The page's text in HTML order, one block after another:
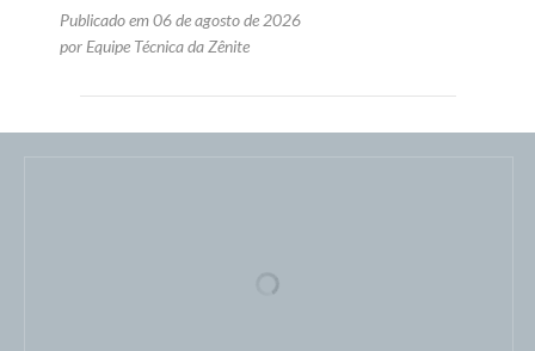
Publicado em 06 de agosto de 2026
por Equipe Técnica da Zênite